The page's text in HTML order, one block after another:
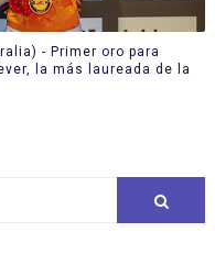
- Primer oro para
la más laureada de la